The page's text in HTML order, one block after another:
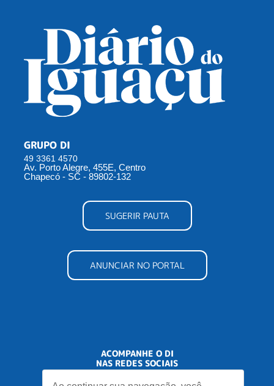
GRUPO DI
49 3361 4570
Av. Porto Alegre, 455E, Centro
Chapecó - SC - 89802-132
SUGERIR PAUTA
ANUNCIAR NO PORTAL
ACOMPANHE O DI
NAS REDES SOCIAIS